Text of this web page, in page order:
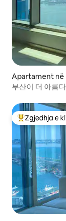
Apartament në
부산이 더 아름
Më të mirat e
Zgjedhja e